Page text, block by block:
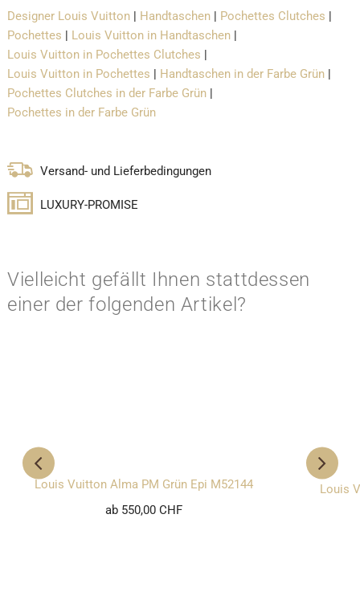
Designer Louis Vuitton | Handtaschen | Pochettes Clutches |
Pochettes | Louis Vuitton in Handtaschen |
Louis Vuitton in Pochettes Clutches |
Louis Vuitton in Pochettes | Handtaschen in der Farbe Grün |
Pochettes Clutches in der Farbe Grün |
Pochettes in der Farbe Grün
Versand- und Lieferbedingungen
LUXURY-PROMISE
Vielleicht gefällt Ihnen stattdessen
einer der folgenden Artikel?
Louis Vuitton Alma PM Grün Epi M52144
ab 550,00 CHF
Louis